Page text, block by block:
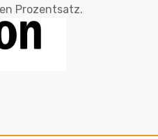
Prozentsatz.